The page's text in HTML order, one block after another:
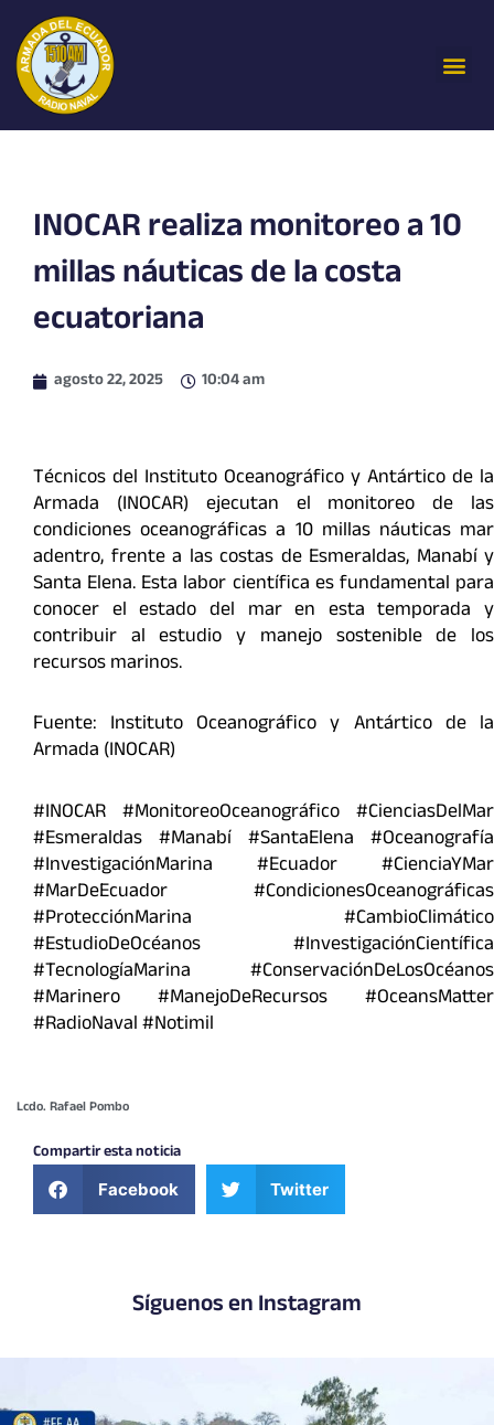
contenido
INOCAR realiza monitoreo a 10
millas náuticas de la costa
ecuatoriana
agosto 22, 2025 10:04 am
Técnicos del Instituto Oceanográfico y Antártico de la
Armada (INOCAR) ejecutan el monitoreo de las
condiciones oceanográficas a 10 millas náuticas mar
adentro, frente a las costas de Esmeraldas, Manabí y
Santa Elena. Esta labor científica es fundamental para
conocer el estado del mar en esta temporada y
contribuir al estudio y manejo sostenible de los
recursos marinos.
Fuente: Instituto Oceanográfico y Antártico de la
Armada (INOCAR)
#INOCAR #MonitoreoOceanográfico #CienciasDelMar
#Esmeraldas #Manabí #SantaElena #Oceanografía
#InvestigaciónMarina #Ecuador #CienciaYMar
#MarDeEcuador #CondicionesOceanográficas
#ProtecciónMarina #CambioClimático
#EstudioDeOcéanos #InvestigaciónCientífica
#TecnologíaMarina #ConservaciónDeLosOcéanos
#Marinero #ManejoDeRecursos #OceansMatter
#RadioNaval #Notimil
Lcdo. Rafael Pombo
Compartir esta noticia
Facebook Twitter
Síguenos en Instagram